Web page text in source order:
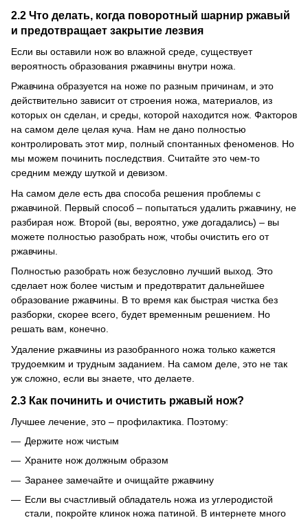
2.2 Что делать, когда поворотный шарнир ржавый
и предотвращает закрытие лезвия
Если вы оставили нож во влажной среде, существует
вероятность образования ржавчины внутри ножа.
Ржавчина образуется на ноже по разным причинам, и это
действительно зависит от строения ножа, материалов, из
которых он сделан, и среды, которой находится нож. Факторов
на самом деле целая куча. Нам не дано полностью
контролировать этот мир, полный спонтанных феноменов. Но
мы можем починить последствия. Считайте это чем-то
средним между шуткой и девизом.
На самом деле есть два способа решения проблемы с
ржавчиной. Первый способ – попытаться удалить ржавчину, не
разбирая нож. Второй (вы, вероятно, уже догадались) – вы
можете полностью разобрать нож, чтобы очистить его от
ржавчины.
Полностью разобрать нож безусловно лучший выход. Это
сделает нож более чистым и предотвратит дальнейшее
образование ржавчины. В то время как быстрая чистка без
разборки, скорее всего, будет временным решением. Но
решать вам, конечно.
Удаление ржавчины из разобранного ножа только кажется
трудоемким и трудным заданием. На самом деле, это не так
уж сложно, если вы знаете, что делаете.
2.3 Как починить и очистить ржавый нож?
Лучшее лечение, это – профилактика. Поэтому:
Держите нож чистым
Храните нож должным образом
Заранее замечайте и очищайте ржавчину
Если вы счастливый обладатель ножа из углеродистой
стали, покройте клинок ножа патиной. В интернете много